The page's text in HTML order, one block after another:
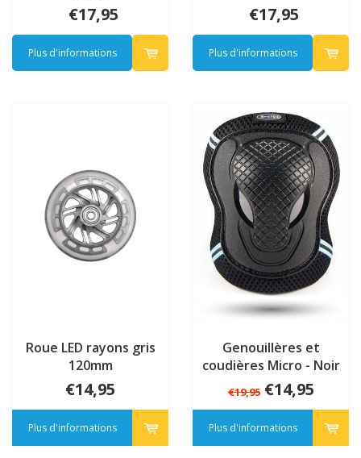
€17,95
Plus d'informations
€17,95
Plus d'informations
Roue LED rayons gris
120mm
€14,95
Plus d'informations
Genouillères et
coudières Micro - Noir
€19,95 €14,95
Plus d'informations